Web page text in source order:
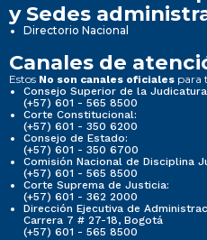
y Sedes
Directorio Nacional
Canales de
Estos No son canales oficiales para
Consejo Superior de la
(+57) 601 - 565 8500
Corte Constitucional:
(+57) 601 - 350 6200
Consejo de Estado:
(+57) 601 - 350 6700
Comisión Nacional de Disciplina
(+57) 601 - 565 8500
Corte Suprema de Justicia:
(+57) 601 - 362 2000
Dirección Ejecutiva de
Carrera 7 # 27-18, Bogotá
(+57) 601 - 565 8500